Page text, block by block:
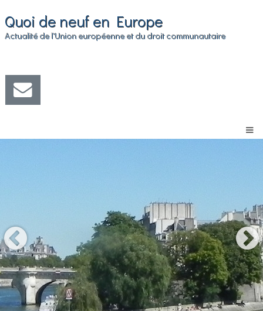
Quoi de neuf en Europe
Actualité de l'Union européenne et du droit communautaire